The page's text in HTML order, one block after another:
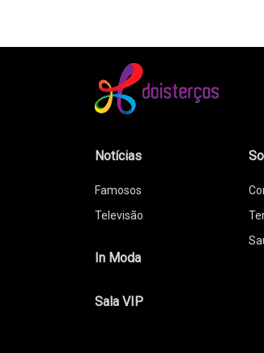
Notícias
Famosos
Televisão
In Moda
Sala VIP